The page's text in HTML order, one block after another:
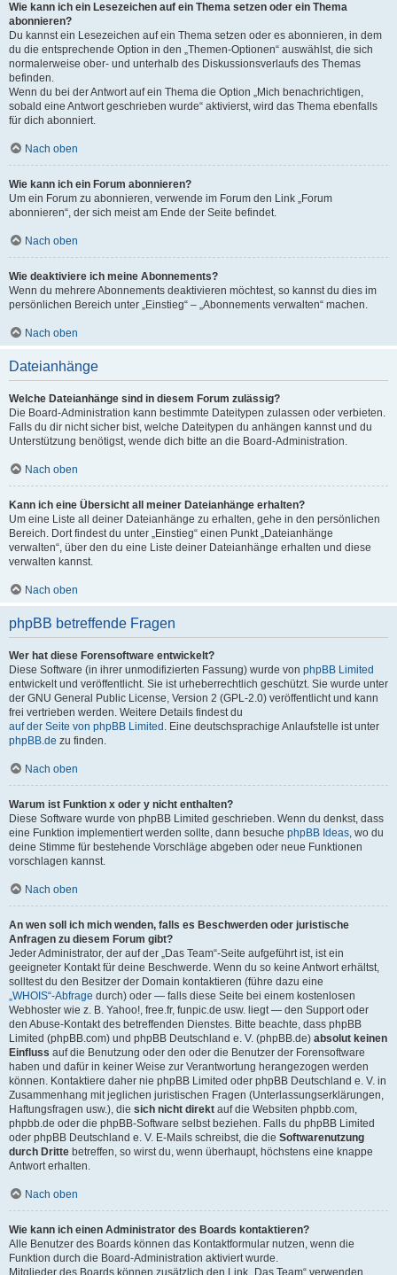
Wie kann ich ein Lesezeichen auf ein Thema setzen oder ein Thema
abonnieren?
Du kannst ein Lesezeichen auf ein Thema setzen oder es abonnieren, in dem
du die entsprechende Option in den „Themen-Optionen“ auswählst, die sich
normalerweise ober- und unterhalb des Diskussionsverlaufs des Themas
befinden.
Wenn du bei der Antwort auf ein Thema die Option „Mich benachrichtigen,
sobald eine Antwort geschrieben wurde“ aktivierst, wird das Thema ebenfalls
für dich abonniert.
Nach oben
Wie kann ich ein Forum abonnieren?
Um ein Forum zu abonnieren, verwende im Forum den Link „Forum
abonnieren“, der sich meist am Ende der Seite befindet.
Nach oben
Wie deaktiviere ich meine Abonnements?
Wenn du mehrere Abonnements deaktivieren möchtest, so kannst du dies im
persönlichen Bereich unter „Einstieg“ – „Abonnements verwalten“ machen.
Nach oben
Dateianhänge
Welche Dateianhänge sind in diesem Forum zulässig?
Die Board-Administration kann bestimmte Dateitypen zulassen oder verbieten.
Falls du dir nicht sicher bist, welche Dateitypen du anhängen kannst und du
Unterstützung benötigst, wende dich bitte an die Board-Administration.
Nach oben
Kann ich eine Übersicht all meiner Dateianhänge erhalten?
Um eine Liste all deiner Dateianhänge zu erhalten, gehe in den persönlichen
Bereich. Dort findest du unter „Einstieg“ einen Punkt „Dateianhänge
verwalten“, über den du eine Liste deiner Dateianhänge erhalten und diese
verwalten kannst.
Nach oben
phpBB betreffende Fragen
Wer hat diese Forensoftware entwickelt?
Diese Software (in ihrer unmodifizierten Fassung) wurde von phpBB Limited
entwickelt und veröffentlicht. Sie ist urheberrechtlich geschützt. Sie wurde unter
der GNU General Public License, Version 2 (GPL-2.0) veröffentlicht und kann
frei vertrieben werden. Weitere Details findest du
auf der Seite von phpBB Limited . Eine deutschsprachige Anlaufstelle ist unter
phpBB.de zu finden.
Nach oben
Warum ist Funktion x oder y nicht enthalten?
Diese Software wurde von phpBB Limited geschrieben. Wenn du denkst, dass
eine Funktion implementiert werden sollte, dann besuche phpBB Ideas, wo du
deine Stimme für bestehende Vorschläge abgeben oder neue Funktionen
vorschlagen kannst.
Nach oben
An wen soll ich mich wenden, falls es Beschwerden oder juristische
Anfragen zu diesem Forum gibt?
Jeder Administrator, der auf der „Das Team“-Seite aufgeführt ist, ist ein
geeigneter Kontakt für deine Beschwerde. Wenn du so keine Antwort erhältst,
solltest du den Besitzer der Domain kontaktieren (führe dazu eine
„WHOIS“-Abfrage durch) oder — falls diese Seite bei einem kostenlosen
Webhoster wie z. B. Yahoo!, free.fr, funpic.de usw. liegt — den Support oder
den Abuse-Kontakt des betreffenden Dienstes. Bitte beachte, dass phpBB
Limited (phpBB.com) und phpBB Deutschland e. V. (phpBB.de) absolut keinen
Einfluss auf die Benutzung oder den oder die Benutzer der Forensoftware
haben und dafür in keiner Weise zur Verantwortung herangezogen werden
können. Kontaktiere daher nie phpBB Limited oder phpBB Deutschland e. V. in
Zusammenhang mit jeglichen juristischen Fragen (Unterlassungserklärungen,
Haftungsfragen usw.), die sich nicht direkt auf die Websiten phpbb.com,
phpbb.de oder die phpBB-Software selbst beziehen. Falls du phpBB Limited
oder phpBB Deutschland e. V. E-Mails schreibst, die die Softwarenutzung
durch Dritte betreffen, so wirst du, wenn überhaupt, höchstens eine knappe
Antwort erhalten.
Nach oben
Wie kann ich einen Administrator des Boards kontaktieren?
Alle Benutzer des Boards können das Kontaktformular nutzen, wenn die
Funktion durch die Board-Administration aktiviert wurde.
Mitglieder des Boards können zusätzlich den Link „Das Team“ verwenden.